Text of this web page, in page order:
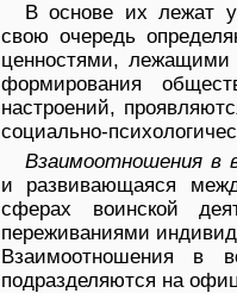
В основе их лежат
свою очередь
ценностями,
формирования
настроений,
социально-
Взаимоотношения в
и развивающаяся
сферах воинской
переживаниями
Взаимоотношения в
подразделяются на